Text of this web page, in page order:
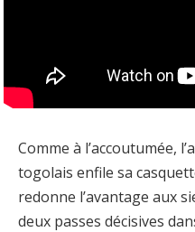
Comme à l’accoutumée,
togolais enfile sa
redonne l’avantage aux
deux passes décisives